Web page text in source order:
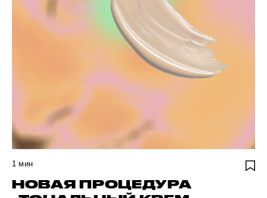
1 мин
НОВАЯ ПРОЦЕДУРА